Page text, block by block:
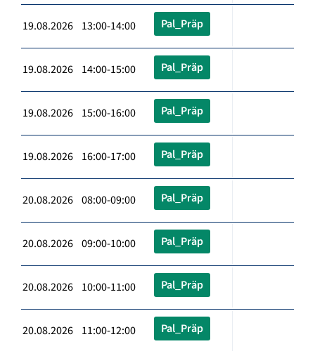
19.08.2026 13:00-14:00 Pal_Präp
19.08.2026 14:00-15:00 Pal_Präp
19.08.2026 15:00-16:00 Pal_Präp
19.08.2026 16:00-17:00 Pal_Präp
20.08.2026 08:00-09:00 Pal_Präp
20.08.2026 09:00-10:00 Pal_Präp
20.08.2026 10:00-11:00 Pal_Präp
20.08.2026 11:00-12:00 Pal_Präp